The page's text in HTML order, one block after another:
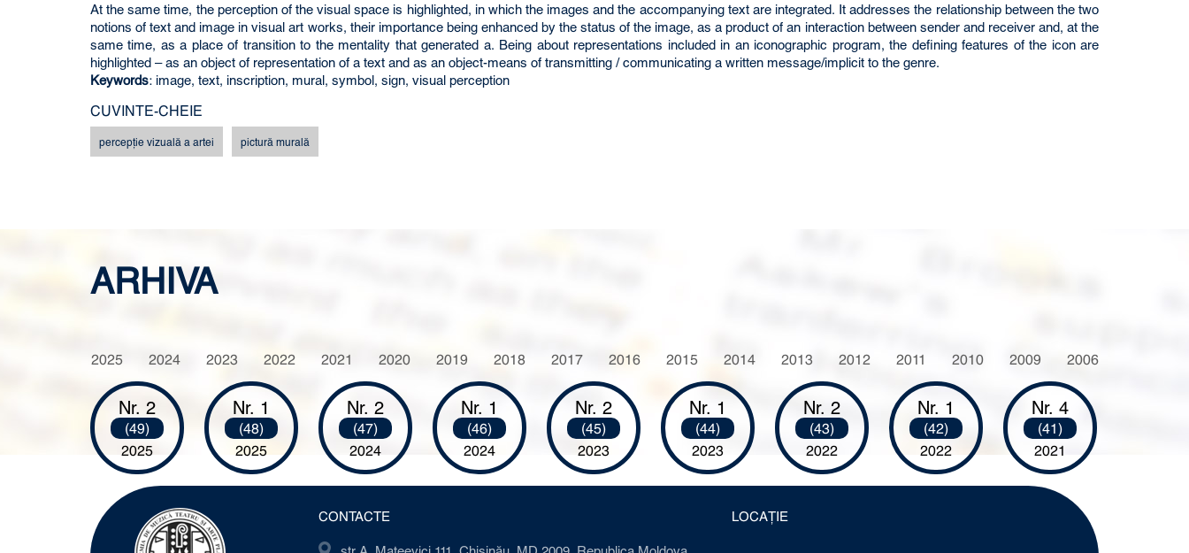
At the same time, the perception of the visual space is highlighted, in which the images and the accompanying text are integrated. It addresses the relationship between the two
notions of text and image in visual art works, their importance being enhanced by the status of the image, as a product of an interaction between sender and receiver and, at the
same time, as a place of transition to the mentality that generated a. Being about representations included in an iconographic program, the defining features of the icon are
highlighted – as an object of representation of a text and as an object-means of transmitting / communicating a written message/implicit to the genre.
Keywords: image, text, inscription, mural, symbol, sign, visual perception
CUVINTE-CHEIE
percepţie vizuală a artei pictură murală
ARHIVA
2025 2024 2023 2022 2021 2020 2019 2018 2017 2016 2015 2014 2013 2012 2011 2010 2009 2006
Nr. 2
(49)
2025
Nr. 1
(48)
2025
Nr. 2
(47)
2024
Nr. 1
(46)
2024
Nr. 2
(45)
2023
Nr. 1
(44)
2023
Nr. 2
(43)
2022
Nr. 1
(42)
2022
Nr. 4
(41)
2021
CONTACTE LOCAȚIE